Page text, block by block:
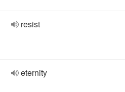
resist
eternity